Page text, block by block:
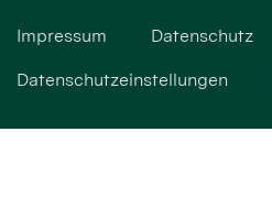
Impressum Datenschutz
Datenschutzeinstellungen